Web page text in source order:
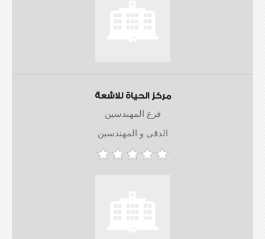
مركز الحياة للاشعة
فرع المهندسين
الدقى و المهندسين